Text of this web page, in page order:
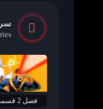
فصل 2 قسمت 8 زیرنویس فارسی اضافه شد